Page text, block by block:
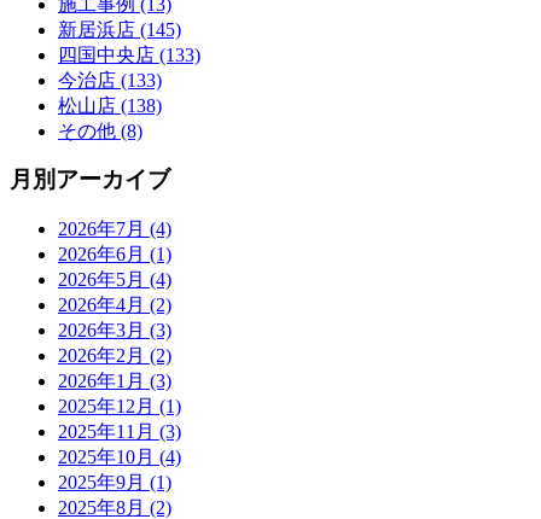
施工事例 (13)
新居浜店 (145)
四国中央店 (133)
今治店 (133)
松山店 (138)
その他 (8)
月別アーカイブ
2026年7月 (4)
2026年6月 (1)
2026年5月 (4)
2026年4月 (2)
2026年3月 (3)
2026年2月 (2)
2026年1月 (3)
2025年12月 (1)
2025年11月 (3)
2025年10月 (4)
2025年9月 (1)
2025年8月 (2)